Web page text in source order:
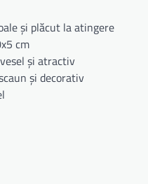
și plăcut la atingere
cm
și atractiv
și decorativ